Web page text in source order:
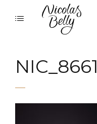
NIC_8661